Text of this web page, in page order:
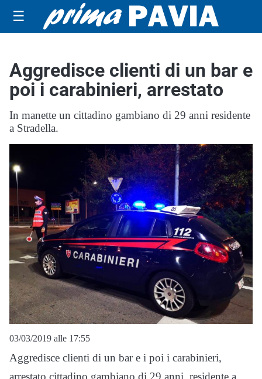
☰
Aggredisce clienti di un bar e
poi i carabinieri, arrestato
In manette un cittadino gambiano di 29 anni residente
a Stradella.
03/03/2019 alle 17:55
Aggredisce clienti di un bar e i poi i carabinieri,
arrestato cittadino gambiano di 29 anni, residente a